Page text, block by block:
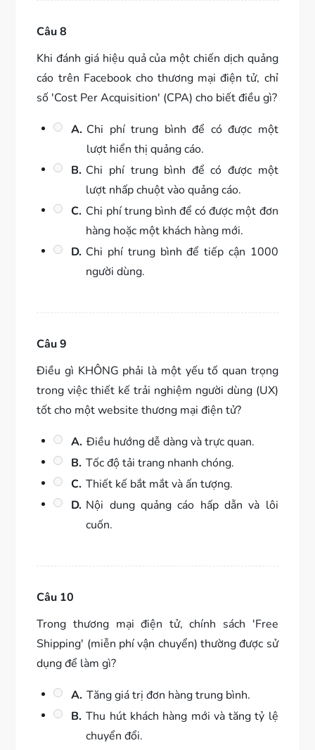
Câu 8
Khi đánh giá hiệu quả của một chiến dịch quảng
cáo trên Facebook cho thương mại điện tử, chỉ
số 'Cost Per Acquisition' (CPA) cho biết điều gì?
A. Chi phí trung bình để có được một
lượt hiển thị quảng cáo.
B. Chi phí trung bình để có được một
lượt nhấp chuột vào quảng cáo.
C. Chi phí trung bình để có được một đơn
hàng hoặc một khách hàng mới.
D. Chi phí trung bình để tiếp cận 1000
người dùng.
Câu 9
Điều gì KHÔNG phải là một yếu tố quan trọng
trong việc thiết kế trải nghiệm người dùng (UX)
tốt cho một website thương mại điện tử?
A. Điều hướng dễ dàng và trực quan.
B. Tốc độ tải trang nhanh chóng.
C. Thiết kế bắt mắt và ấn tượng.
D. Nội dung quảng cáo hấp dẫn và lôi
cuốn.
Câu 10
Trong thương mại điện tử, chính sách 'Free
Shipping' (miễn phí vận chuyển) thường được sử
dụng để làm gì?
A. Tăng giá trị đơn hàng trung bình.
B. Thu hút khách hàng mới và tăng tỷ lệ
chuyển đổi.